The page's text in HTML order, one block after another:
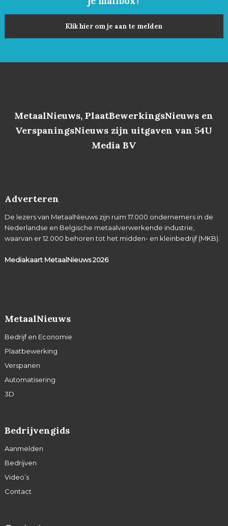
Klik hier om je aan te melden
MetaalNieuws, PlaatBewerkingsNieuws en
VerspaningsNieuws zijn uitgaven van 54U
Media BV
Adverteren
De lezers van MetaalNieuws zijn ruim 17.000 ondernemers in de
Nederlandse en Belgische metaalverwerkende industrie,
waarvan er 12.000 behoren tot het midden- en kleinbedrijf (MKB).
Mediakaart MetaalNieuws2026
MetaalNieuws
Bedrijf en Economie
Plaatbewerking
Verspanen
Automatisering
3D
Bedrijvengids
Aanmelden
Bedrijven
Video’s
Contact